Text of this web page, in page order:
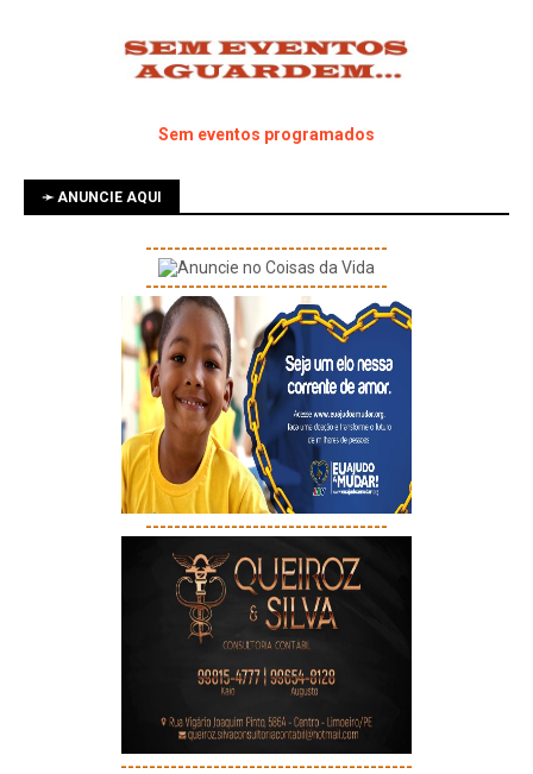
Sem eventos programados
➛ ANUNCIE AQUI
----------------------------------
----------------------------------
----------------------------------
-----------------------------------------